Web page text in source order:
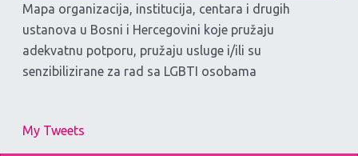
Mapa organizacija, institucija, centara i drugih
ustanova u Bosni i Hercegovini koje pružaju
adekvatnu potporu, pružaju usluge i/ili su
senzibilizirane za rad sa LGBTI osobama
My Tweets